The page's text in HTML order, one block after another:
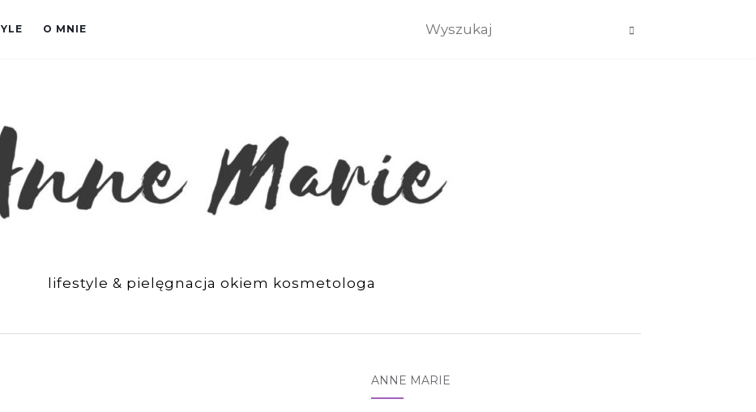
O MNIE
lifestyle & pielęgnacja okiem kosmetologa
ANNE MARIE